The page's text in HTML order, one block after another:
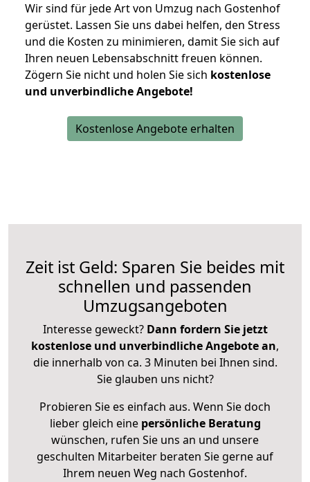
Wir sind für jede Art von Umzug nach Gostenhof
gerüstet. Lassen Sie uns dabei helfen, den Stress
und die Kosten zu minimieren, damit Sie sich auf
Ihren neuen Lebensabschnitt freuen können.
Zögern Sie nicht und holen Sie sich kostenlose
und unverbindliche Angebote!
Kostenlose Angebote erhalten
Zeit ist Geld: Sparen Sie beides mit
schnellen und passenden
Umzugsangeboten
Interesse geweckt? Dann fordern Sie jetzt
kostenlose und unverbindliche Angebote an,
die innerhalb von ca. 3 Minuten bei Ihnen sind.
Sie glauben uns nicht?
Probieren Sie es einfach aus. Wenn Sie doch
lieber gleich eine persönliche Beratung
wünschen, rufen Sie uns an und unsere
geschulten Mitarbeiter beraten Sie gerne auf
Ihrem neuen Weg nach Gostenhof.